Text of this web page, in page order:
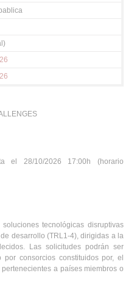
el 28/10/2026 17:00h (horario
tecnológicas disruptivas
desarrollo (TRL1-4), dirigidas a la
Las solicitudes podrán ser
consorcios constituidos por, el
a países miembros o